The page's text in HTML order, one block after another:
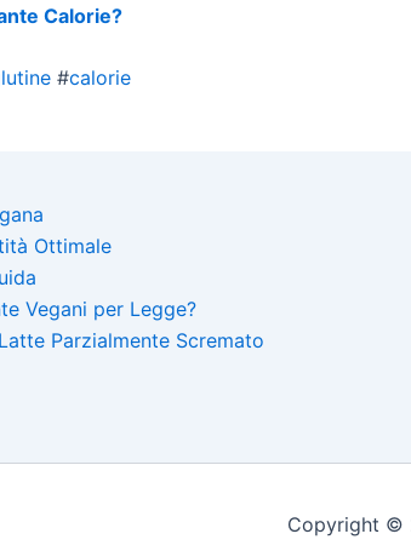
Calorie?
#calorie
Ottimale
Vegani per Legge?
Parzialmente Scremato
Copyright ©